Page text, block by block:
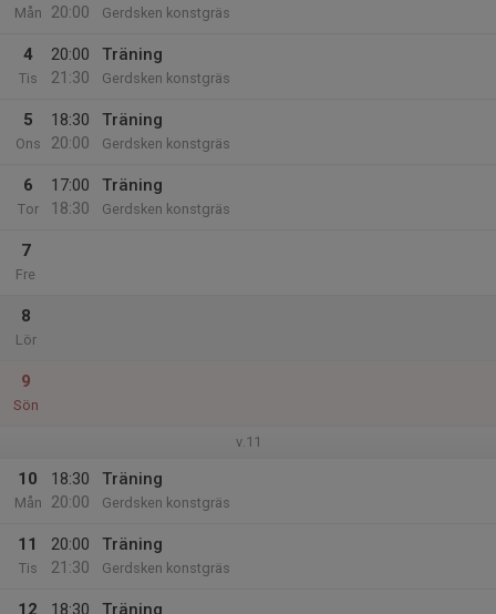
Mån
20:00
Gerdsken konstgräs
4
Tis
20:00
21:30
Träning
Gerdsken konstgräs
5
Ons
18:30
20:00
Träning
Gerdsken konstgräs
6
Tor
17:00
18:30
Träning
Gerdsken konstgräs
7
Fre
8
Lör
9
Sön
v.11
10
Mån
18:30
20:00
Träning
Gerdsken konstgräs
11
Tis
20:00
21:30
Träning
Gerdsken konstgräs
12
18:30
Träning